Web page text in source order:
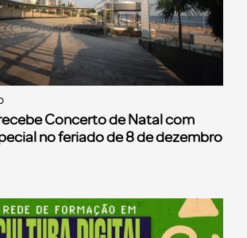
Concerto de Natal com
no feriado de 8 de dezembro